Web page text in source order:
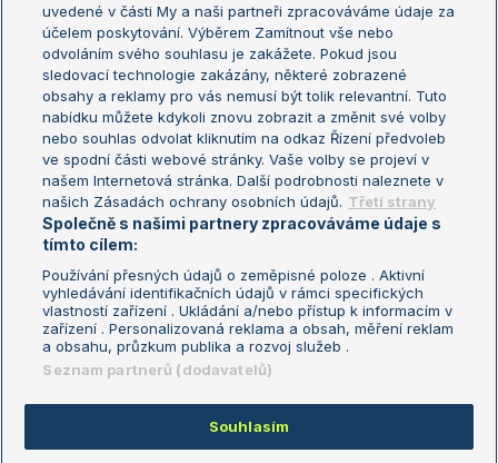
US Open
Turnaj mistrů
Turnaj mistryň
Aktualní trendy
Fotbalové přestupy
Livesport Daily
LS Prague Open
Podmínky užití
Nastavení soukromí
GDPR a žurnalistika
Reklama
Kontakt
Informace o zpracování osobních
údajů
Copyright © 2008-2026 TenisPortal.cz. Využíváme zpravodajství ČTK.
uvedené v části My a naši partneři zpracováváme údaje za
účelem poskytování. Výběrem Zamítnout vše nebo
odvoláním svého souhlasu je zakážete. Pokud jsou
sledovací technologie zakázány, některé zobrazené
obsahy a reklamy pro vás nemusí být tolik relevantní. Tuto
nabídku můžete kdykoli znovu zobrazit a změnit své volby
nebo souhlas odvolat kliknutím na odkaz Řízení předvoleb
ve spodní části webové stránky. Vaše volby se projeví v
našem Internetová stránka. Další podrobnosti naleznete v
našich Zásadách ochrany osobních údajů. Třetí strany
Společně s našimi partnery zpracováváme údaje s
tímto cílem:
Používání přesných údajů o zeměpisné poloze . Aktivní
vyhledávání identifikačních údajů v rámci specifických
vlastností zařízení . Ukládání a/nebo přístup k informacím v
zařízení . Personalizovaná reklama a obsah, měření reklam
a obsahu, průzkum publika a rozvoj služeb .
Seznam partnerů (dodavatelů)
Souhlasím